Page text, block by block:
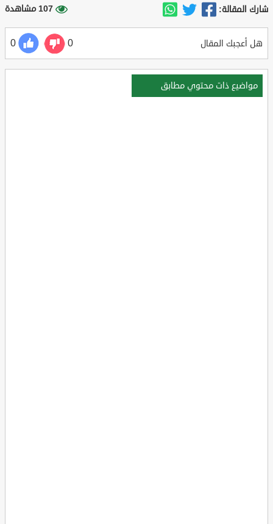
شارك المقالة: 107 مشاهدة
هل أعجبك المقال 0
0
مواضيع ذات محتوي مطابق